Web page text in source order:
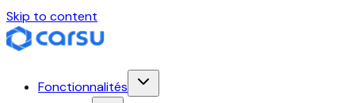
Skip to content
Fonctionnalités